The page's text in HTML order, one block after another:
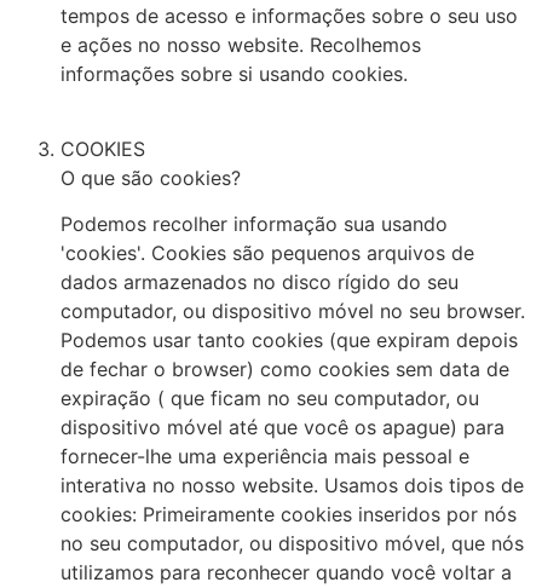
tempos de acesso e informações sobre o seu uso
e ações no nosso website. Recolhemos
informações sobre si usando cookies.
COOKIES
O que são cookies?
Podemos recolher informação sua usando
'cookies'. Cookies são pequenos arquivos de
dados armazenados no disco rígido do seu
computador, ou dispositivo móvel no seu browser.
Podemos usar tanto cookies (que expiram depois
de fechar o browser) como cookies sem data de
expiração ( que ficam no seu computador, ou
dispositivo móvel até que você os apague) para
fornecer-lhe uma experiência mais pessoal e
interativa no nosso website. Usamos dois tipos de
cookies: Primeiramente cookies inseridos por nós
no seu computador, ou dispositivo móvel, que nós
utilizamos para reconhecer quando você voltar a